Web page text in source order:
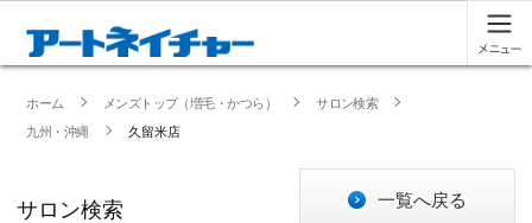
ホーム メンズトップ（増毛・かつら）
サロン検索
九州・沖縄
久留米店
サロン検索 一覧へ戻る